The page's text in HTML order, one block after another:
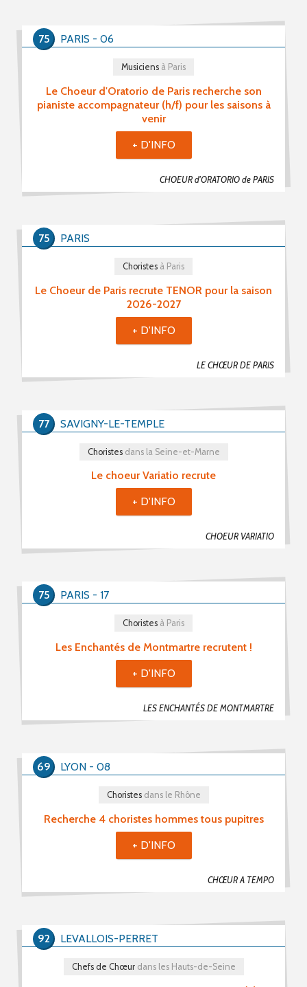
Le Choeur d'Oratorio de Paris recherche son
pianiste accompagnateur (h/f) pour les saisons à
venir
CHOEUR d'ORATORIO de PARIS
Musiciens à Paris
PARIS - 06
75
+ D'INFO
Le Choeur de Paris recrute TENOR pour la saison
2026-2027
LE CHŒUR DE PARIS
Choristes à Paris
PARIS
75
+ D'INFO
Le choeur Variatio recrute
CHOEUR VARIATIO
Choristesdans la Seine-et-Marne
SAVIGNY-LE-TEMPLE
77
+ D'INFO
Les Enchantés de Montmartre recrutent !
LES ENCHANTÉS DE MONTMARTRE
Choristes à Paris
PARIS - 17
75
+ D'INFO
Recherche 4 choristes hommes tous pupitres
CHŒUR A TEMPO
Choristesdans le Rhône
LYON - 08
69
+ D'INFO
Chefs de Chœurdans les Hauts-de-Seine
LEVALLOIS-PERRET
92